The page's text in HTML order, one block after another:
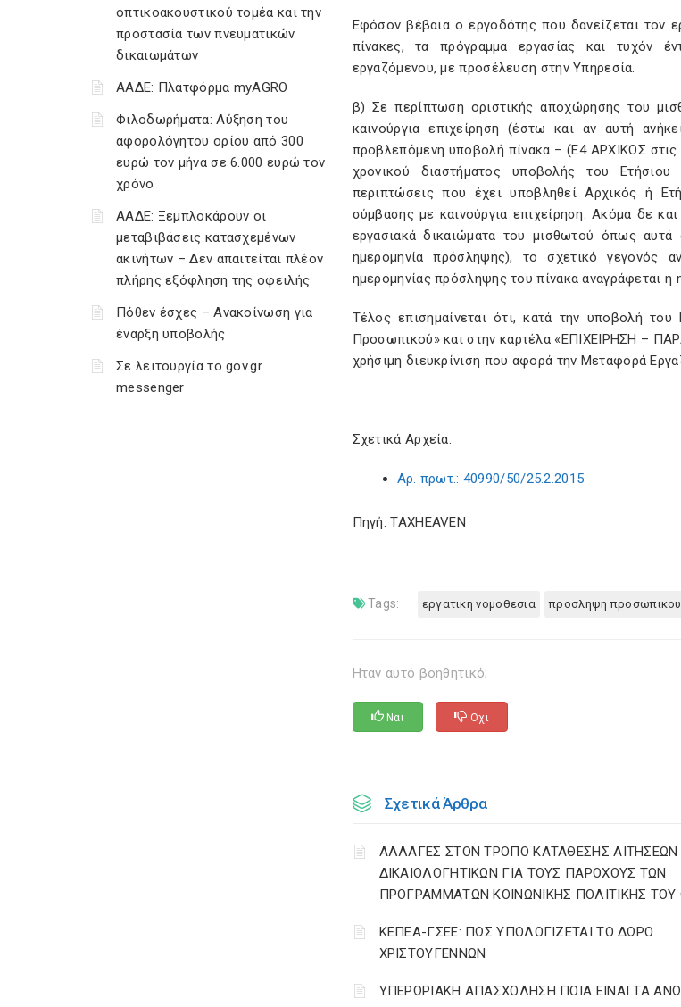
οπτικοακουστικού τομέα και την
προστασία των πνευματικών
δικαιωμάτων
ΑΑΔΕ: Πλατφόρμα myAGRO
Φιλοδωρήματα: Αύξηση του
αφορολόγητου ορίου από 300
ευρώ τον μήνα σε 6.000 ευρώ τον
χρόνο
ΑΑΔΕ: Ξεμπλοκάρουν οι
μεταβιβάσεις κατασχεμένων
ακινήτων – Δεν απαιτείται πλέον
πλήρης εξόφληση της οφειλής
Πόθεν έσχες – Ανακοίνωση για
έναρξη υποβολής
Σε λειτουργία το gov.gr
messenger
Eφόσον βέβαια ο εργοδότης που δανείζεται τον
πίνακες, τα πρόγραμμα εργασίας και τυχόν
εργαζόμενου, με προσέλευση στην Yπηρεσία.
β) Σε περίπτωση οριστικής αποχώρησης του
καινούργια επιχείρηση (έστω και αν αυτή
προβλεπόμενη υποβολή πίνακα – (E4 APXIKOΣ
χρονικού διαστήματος υποβολής του
περιπτώσεις που έχει υποβληθεί Aρχικός ή
σύμβασης με καινούργια επιχείρηση. Aκόμα δε
εργασιακά δικαιώματα του μισθωτού όπως
ημερομηνία πρόσληψης), το σχετικό γεγονός
ημερομηνίας πρόσληψης του πίνακα αναγράφεται η
Tέλος επισημαίνεται ότι, κατά την υποβολή
Προσωπικού» και στην καρτέλα «EΠIXEIPHΣH –
χρήσιμη διευκρίνιση που αφορά την Mεταφορά
Σχετικά Αρχεία:
Αρ. πρωτ.: 40990/50/25.2.2015
Πηγή: TAXHEAVEN
Tags: εργατικη νομοθεσια προσληψη προσωπικου
Ηταν αυτό βοηθητικό;
Ναι Οχι
Σχετικά Άρθρα
ΑΛΛΑΓΕΣ ΣΤΟΝ ΤΡΟΠΟ ΚΑΤΑΘΕΣΗΣ ΑΙΤΗΣΕΩΝ
ΔΙΚΑΙΟΛΟΓΗΤΙΚΩΝ ΓΙΑ ΤΟΥΣ ΠΑΡΟΧΟΥΣ ΤΩΝ
ΠΡΟΓΡΑΜΜΑΤΩΝ ΚΟΙΝΩΝΙΚΗΣ ΠΟΛΙΤΙΚΗΣ ΤΟΥ
ΚΕΠΕΑ-ΓΣΕΕ: ΠΩΣ ΥΠΟΛΟΓΙΖΕΤΑΙ ΤΟ ΔΩΡΟ
ΧΡΙΣΤΟΥΓΕΝΝΩΝ
ΥΠΕΡΩΡΙΑΚΗ ΑΠΑΣΧΟΛΗΣΗ ΠΟΙΑ ΕΙΝΑΙ ΤΑ